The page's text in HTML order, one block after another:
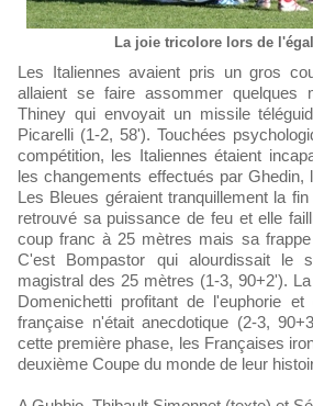
La joie tricolore lors de
Les Italiennes avaient pris un gros coup sur la tête et elles
allaient se faire assommer quelques
Thiney qui envoyait un missile
Picarelli (1-2, 58'). Touchées
compétition, les Italiennes étaient
les changements effectués par Ghedin,
Les Bleues géraient tranquillement la
retrouvé sa puissance de feu et elle
coup franc à 25 mètres mais sa
C'est Bompastor qui alourdissait le
magistral des 25 mètres (1-3, 90+2').
Domenichetti profitant de l'euphorie
française n'était anecdotique (2-3,
cette première phase, les Françaises
deuxième Coupe du monde de leur